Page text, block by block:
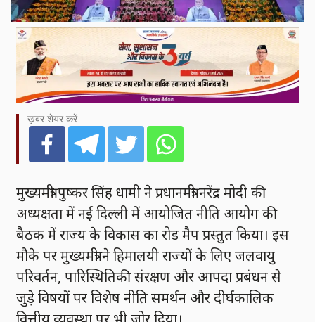
ख़बर शेयर करें
मुख्यमंत्री पुष्कर सिंह धामी ने प्रधानमंत्री नरेंद्र मोदी की
अध्यक्षता में नई दिल्ली में आयोजित नीति आयोग की
बैठक में राज्य के विकास का रोड मैप प्रस्तुत किया। इस
मौके पर मुख्यमंत्री ने हिमालयी राज्यों के लिए जलवायु
परिवर्तन, पारिस्थितिकी संरक्षण और आपदा प्रबंधन से
जुड़े विषयों पर विशेष नीति समर्थन और दीर्घकालिक